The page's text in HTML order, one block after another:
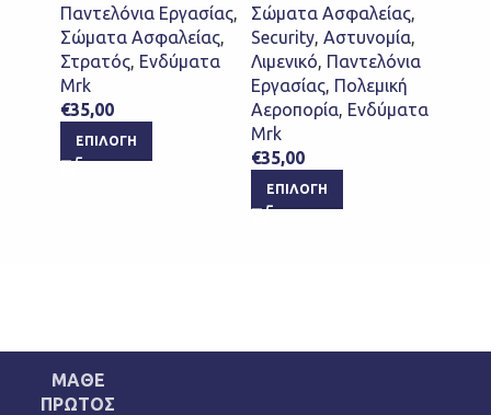
Παντελόνια Εργασίας,
Σώματα Ασφαλείας,
Στρατός, Ενδύματα
Mrk
€35,00
ΕΠΙΛΟΓΉ
Σώματα Ασφαλείας,
Security, Αστυνομία,
Λιμενικό, Παντελόνια
Εργασίας, Πολεμική
Αεροπορία, Ενδύματα
Mrk
€35,00
ΕΠΙΛΟΓΉ
ΜΑΘΕ
ΠΡΩΤΟΣ